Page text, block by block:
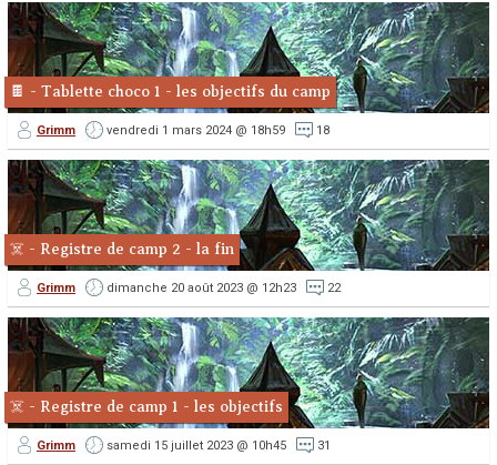
🍫 - Tablette choco 1 - les objectifs du camp
Grimm vendredi 1 mars 2024 @ 18h59 18
☠️ - Registre de camp 2 - la fin
Grimm dimanche 20 août 2023 @ 12h23 22
☠️ - Registre de camp 1 - les objectifs
Grimm samedi 15 juillet 2023 @ 10h45 31